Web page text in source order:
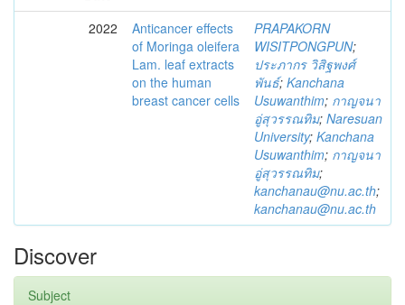
2022
Anticancer effects
of Moringa oleifera
Lam. leaf extracts
on the human
breast cancer cells
PRAPAKORN
WISITPONGPUN;
ประภากร วิสิฐพงศ์
พันธ์; Kanchana
Usuwanthim; กาญจนา
อู่สุวรรณทิม; Naresuan
University; Kanchana
Usuwanthim; กาญจนา
อู่สุวรรณทิม;
kanchanau@nu.ac.th;
kanchanau@nu.ac.th
Discover
Subject